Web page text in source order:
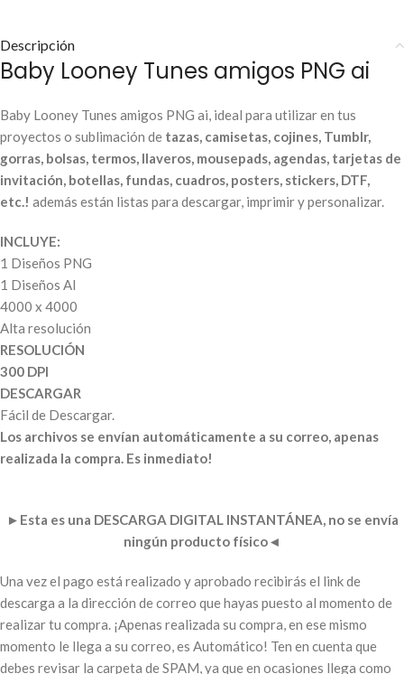
Descripción
Baby Looney Tunes amigos PNG ai
Baby Looney Tunes amigos PNG ai, ideal para utilizar en tus
proyectos o sublimación de tazas, camisetas, cojines, Tumblr,
gorras, bolsas, termos, llaveros, mousepads, agendas, tarjetas de
invitación, botellas, fundas, cuadros, posters, stickers, DTF,
etc.! además están listas para descargar, imprimir y personalizar.
INCLUYE:
1 Diseños PNG
1 Diseños AI
4000 x 4000
Alta resolución
RESOLUCIÓN
300 DPI
DESCARGAR
Fácil de Descargar.
Los archivos se envían automáticamente a su correo, apenas
realizada la compra. Es inmediato!
► Esta es una DESCARGA DIGITAL INSTANTÁNEA, no se envía
ningún producto físico◄
Una vez el pago está realizado y aprobado recibirás el link de
descarga a la dirección de correo que hayas puesto al momento de
realizar tu compra. ¡Apenas realizada su compra, en ese mismo
momento le llega a su correo, es Automático! Ten en cuenta que
debes revisar la carpeta de SPAM, ya que en ocasiones llega como